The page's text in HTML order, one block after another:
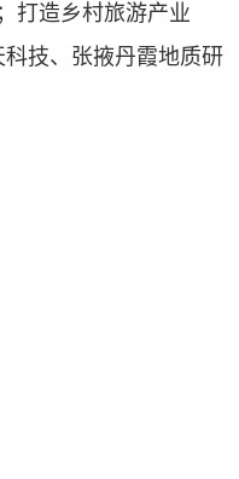
打造乡村旅游产业
技、张掖丹霞地质研